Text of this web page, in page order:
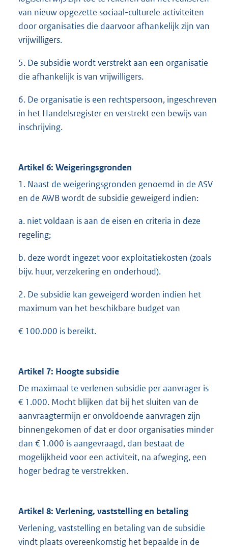
van nieuw opgezette sociaal-culturele activiteiten
door organisaties die daarvoor afhankelijk zijn van
vrijwilligers.
5. De subsidie wordt verstrekt aan een organisatie
die afhankelijk is van vrijwilligers.
6. De organisatie is een rechtspersoon, ingeschreven
in het Handelsregister en verstrekt een bewijs van
inschrijving.
Artikel 6: Weigeringsgronden
1. Naast de weigeringsgronden genoemd in de ASV
en de AWB wordt de subsidie geweigerd indien:
a. niet voldaan is aan de eisen en criteria in deze
regeling;
b. deze wordt ingezet voor exploitatiekosten (zoals
bijv. huur, verzekering en onderhoud).
2. De subsidie kan geweigerd worden indien het
maximum van het beschikbare budget van
€ 100.000 is bereikt.
Artikel 7: Hoogte subsidie
De maximaal te verlenen subsidie per aanvrager is
€ 1.000. Mocht blijken dat bij het sluiten van de
aanvraagtermijn er onvoldoende aanvragen zijn
binnengekomen of dat er door organisaties minder
dan € 1.000 is aangevraagd, dan bestaat de
mogelijkheid voor een activiteit, na afweging, een
hoger bedrag te verstrekken.
Artikel 8: Verlening, vaststelling en betaling
Verlening, vaststelling en betaling van de subsidie
vindt plaats overeenkomstig het bepaalde in de